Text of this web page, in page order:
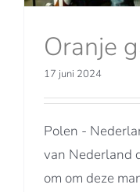
Oranje
17 juni 2024
Polen -
van Nederland
om om deze